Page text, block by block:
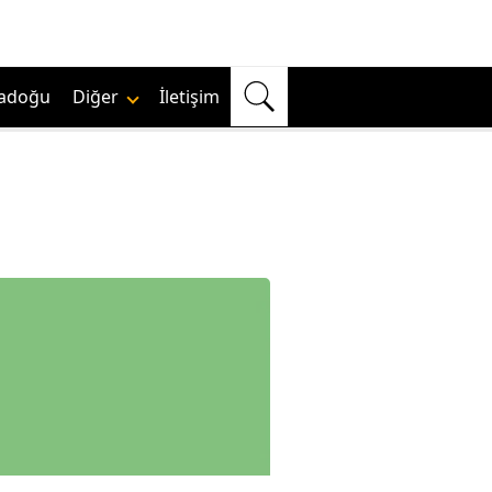
Diğer İletişim